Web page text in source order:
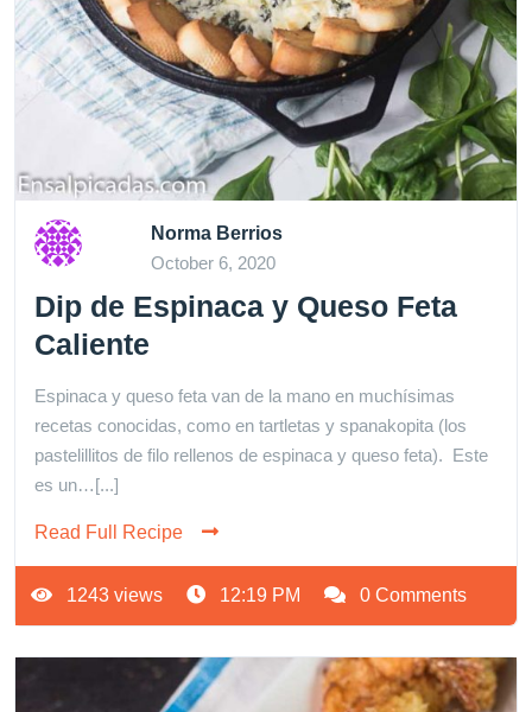
Norma Berrios
October 6, 2020
Dip de Espinaca y Queso Feta
Caliente
Espinaca y queso feta van de la mano en muchísimas
recetas conocidas, como en tartletas y spanakopita (los
pastelillitos de filo rellenos de espinaca y queso feta). Este
es un…[...]
Read Full Recipe
1243 views 12:19 PM 0 Comments